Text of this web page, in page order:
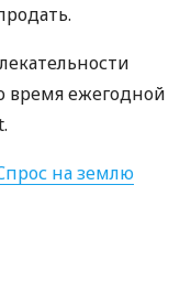
время ежегодной
на землю